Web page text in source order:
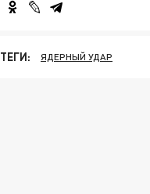
ТЕГИ: ЯДЕРНЫЙ УДАР